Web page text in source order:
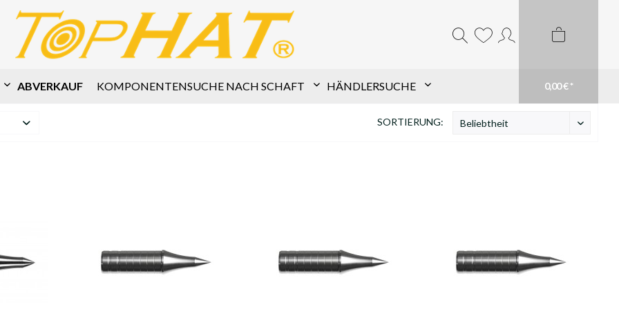
0,00 € *
ABVERKAUF
KOMPONENTENSUCHE NACH SCHAFT HÄNDLERSUCHE
mehr erfahren
SORTIERUNG: